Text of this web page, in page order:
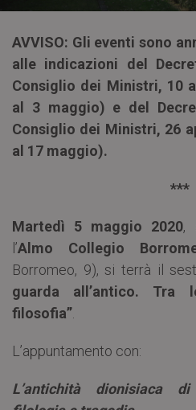
AVVISO: Gli eventi sono
alle indicazioni del
Consiglio dei Ministri, 10
al 3 maggio) e del
Consiglio dei Ministri, 26
al 17 maggio).
***
Martedì 5 maggio 2020,
l’Almo Collegio
Borromeo, 9), si terrà il
guarda all’antico.
filosofia”.
L’appuntamento con:
L’antichità dionisiaca